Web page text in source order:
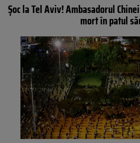
Șoc la Tel Aviv! Ambasadorul
mort în patul